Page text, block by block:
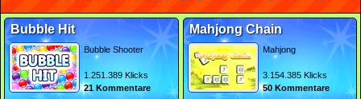
Bubble Hit
Bubble Shooter
1.251.389 Klicks
21 Kommentare
Mahjong Chain
Mahjong
3.154.385 Klicks
50 Kommentare